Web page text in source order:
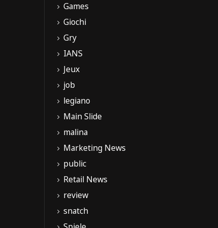
Games
Giochi
Gry
IANS
Jeux
job
legiano
Main Slide
malina
Marketing News
public
Retail News
review
snatch